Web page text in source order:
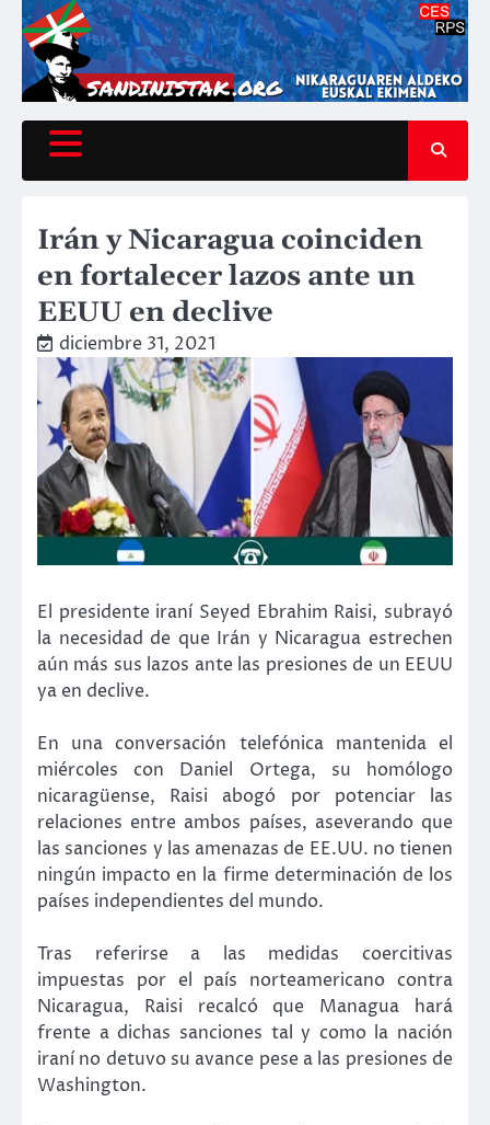
Saltar
contenido
Irán y Nicaragua coinciden
en fortalecer lazos ante un
EEUU en declive
diciembre 31, 2021
El presidente iraní Seyed Ebrahim Raisi, subrayó
la necesidad de que Irán y Nicaragua estrechen
aún más sus lazos ante las presiones de un EEUU
ya en declive.
En una conversación telefónica mantenida el
miércoles con Daniel Ortega, su homólogo
nicaragüense, Raisi abogó por potenciar las
relaciones entre ambos países, aseverando que
las sanciones y las amenazas de EE.UU. no tienen
ningún impacto en la firme determinación de los
países independientes del mundo.
Tras referirse a las medidas coercitivas
impuestas por el país norteamericano contra
Nicaragua, Raisi recalcó que Managua hará
frente a dichas sanciones tal y como la nación
iraní no detuvo su avance pese a las presiones de
Washington.